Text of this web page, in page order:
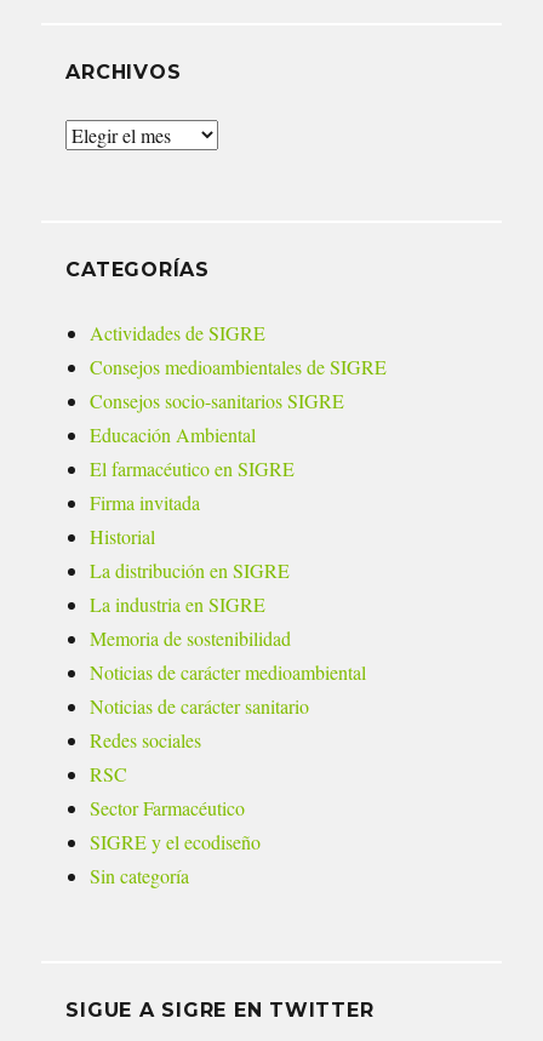
ARCHIVOS
Archivos
CATEGORÍAS
Actividades de SIGRE
Consejos medioambientales de SIGRE
Consejos socio-sanitarios SIGRE
Educación Ambiental
El farmacéutico en SIGRE
Firma invitada
Historial
La distribución en SIGRE
La industria en SIGRE
Memoria de sostenibilidad
Noticias de carácter medioambiental
Noticias de carácter sanitario
Redes sociales
RSC
Sector Farmacéutico
SIGRE y el ecodiseño
Sin categoría
SIGUE A SIGRE EN TWITTER